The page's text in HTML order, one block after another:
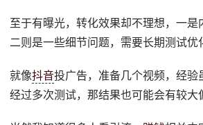
至于有曝光，转化效果却不理想，一是
二则是一些细节问题，需要长期测试优
就像抖音投广告，准备几个视频，经验
经过多次测试，那结果也可能会有较大